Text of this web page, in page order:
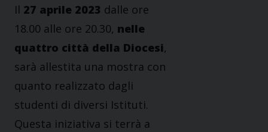
Il 27 aprile 2023 dalle ore
18.00 alle ore 20.30, nelle
quattro città della Diocesi,
sarà allestita una mostra con
quanto realizzato dagli
studenti di diversi Istituti.
Questa iniziativa si terrà a